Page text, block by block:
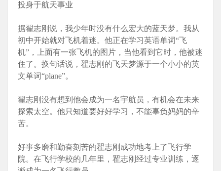
投身于航天事业
据翟志刚说，我少年时没有什么宏大的蓝天梦。我从
初中开始就对飞机着迷。他正在学习英语单词“飞
机”，上面有一张飞机的图片，当他看到它时，他被迷
住了。换句话说，翟志刚的飞天梦源于一个小小的英
文单词“plane”。
翟志刚没有想到他会成为一名宇航员，有机会在未来
探索太空。他只知道要好好学习，不能辜负妈妈的辛
苦。
好事多磨和勤奋刻苦的翟志刚成功地考上了飞行学
院。在飞行学校的几年里，翟志刚经过专业训练，逐